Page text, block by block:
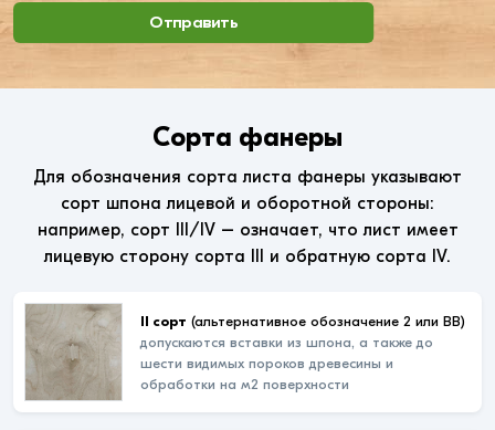
Отправить
Сорта фанеры
Для обозначения сорта листа фанеры указывают
сорт шпона лицевой и оборотной стороны:
например, сорт III/IV – означает, что лист имеет
лицевую сторону сорта III и обратную сорта IV.
II сорт (альтернативное обозначение 2 или ВВ)
допускаются вставки из шпона, а также до
шести видимых пороков древесины и
обработки на м2 поверхности